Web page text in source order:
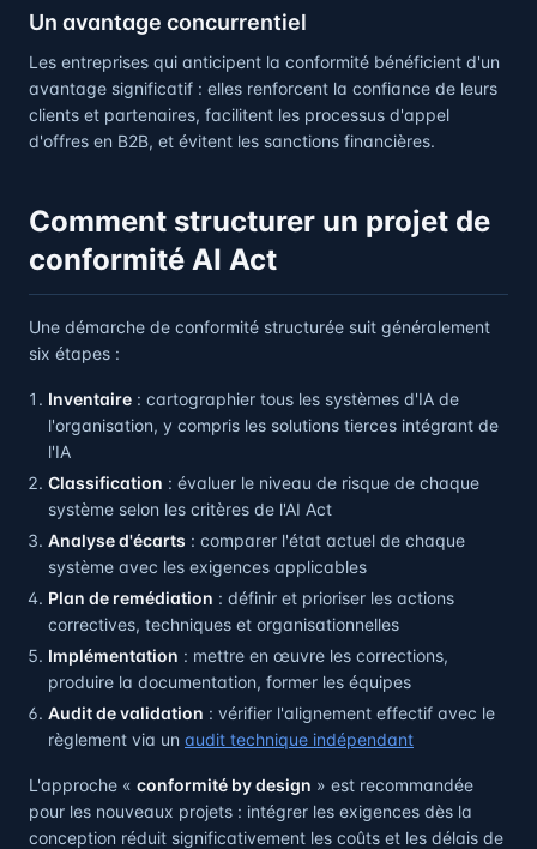
Un avantage concurrentiel
Les entreprises qui anticipent la conformité bénéficient d'un
avantage significatif : elles renforcent la confiance de leurs
clients et partenaires, facilitent les processus d'appel
d'offres en B2B, et évitent les sanctions financières.
Comment structurer un projet de
conformité AI Act
Une démarche de conformité structurée suit généralement
six étapes :
Inventaire : cartographier tous les systèmes d'IA de
l'organisation, y compris les solutions tierces intégrant de
l'IA
Classification : évaluer le niveau de risque de chaque
système selon les critères de l'AI Act
Analyse d'écarts : comparer l'état actuel de chaque
système avec les exigences applicables
Plan de remédiation : définir et prioriser les actions
correctives, techniques et organisationnelles
Implémentation : mettre en œuvre les corrections,
produire la documentation, former les équipes
Audit de validation : vérifier l'alignement effectif avec le
règlement via un audit technique indépendant
L'approche « conformité by design » est recommandée
pour les nouveaux projets : intégrer les exigences dès la
conception réduit significativement les coûts et les délais de